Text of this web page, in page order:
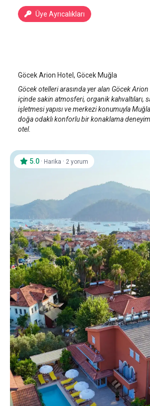
Üye Ayrıcalıkları
Göcek Arion Hotel, Göcek Muğla
Göcek otelleri arasında yer alan Göcek
içinde sakin atmosferi, organik kahvaltıları,
işletmesi yapısı ve merkezi konumuyla
doğa odaklı konforlu bir konaklama
otel.
5.0 · Harika · 2 yorum